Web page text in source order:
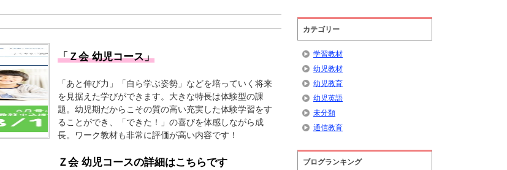
「Ｚ会 幼児コース」
「あと伸び力」「自ら学ぶ姿勢」などを培っていく将来
を見据えた学びができます。大きな特長は体験型の課
題。幼児期だからこその質の高い充実した体験学習をす
ることができ、「できた！」の喜びを体感しながら成
長。ワーク教材も非常に評価が高い内容です！
Ｚ会 幼児コースの詳細はこちらです
カテゴリー
学習教材
幼児教材
幼児教育
幼児英語
未分類
通信教育
ブログランキング